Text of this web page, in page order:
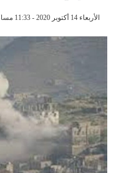
الأربعاء 14 أكتوبر 2020 - 11:33 مساءً